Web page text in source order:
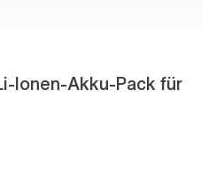
Ionen-Akku-Pack für